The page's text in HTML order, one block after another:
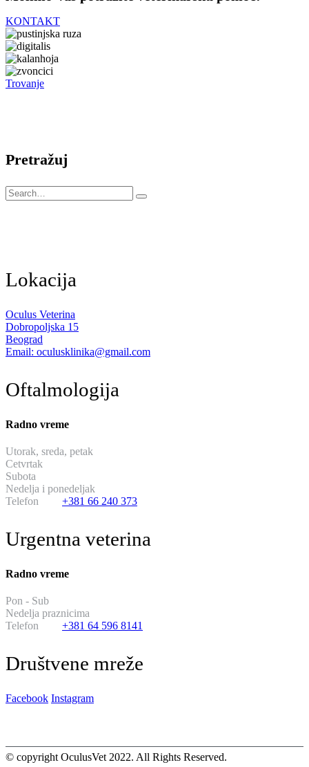
KONTAKT
Trovanje
Pretražuj
Lokacija
Oculus Veterina
Dobropoljska 15
Beograd
Email: oculusklinika@gmail.com
Oftalmologija
Radno vreme
Utorak, sreda, petak
Cetvrtak
Subota
Nedelja i ponedeljak
Telefon
+381 66 240 373
Urgentna veterina
Radno vreme
Pon - Sub
Nedelja praznicima
Telefon
+381 64 596 8141
Društvene mreže
Facebook Instagram
© copyright OculusVet 2022. All Rights Reserved.